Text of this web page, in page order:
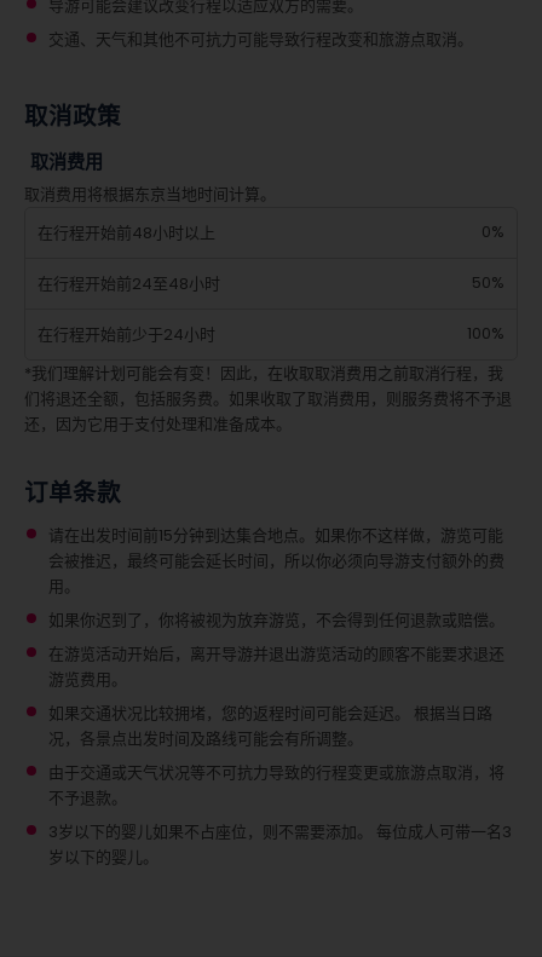
导游可能会建议改变行程以适应双方的需要。
交通、天气和其他不可抗力可能导致行程改变和旅游点取消。
取消政策
取消费用
取消费用将根据东京当地时间计算。
在行程开始前48小时以上
0%
在行程开始前24至48小时 50%
在行程开始前少于24小时
100%
*我们理解计划可能会有变！因此，在收取取消费用之前取消行程，我
们将退还全额，包括服务费。如果收取了取消费用，则服务费将不予退
还，因为它用于支付处理和准备成本。
订单条款
请在出发时间前15分钟到达集合地点。如果你不这样做，游览可能
会被推迟，最终可能会延长时间，所以你必须向导游支付额外的费
用。
如果你迟到了，你将被视为放弃游览，不会得到任何退款或赔偿。
在游览活动开始后，离开导游并退出游览活动的顾客不能要求退还
游览费用。
如果交通状况比较拥堵，您的返程时间可能会延迟。 根据当日路
况，各景点出发时间及路线可能会有所调整。
由于交通或天气状况等不可抗力导致的行程变更或旅游点取消，将
不予退款。
3岁以下的婴儿如果不占座位，则不需要添加。
每位成人可带一名3
岁以下的婴儿。